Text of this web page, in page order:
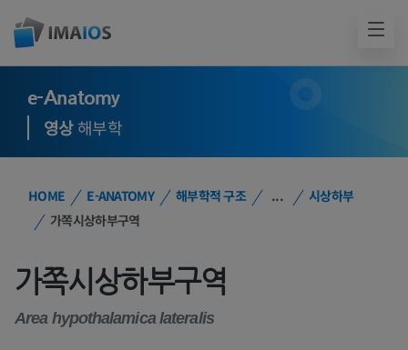
e-Anatomy
영상해부학
HOME E-ANATOMY 해부학적 구조 ...
시상하부
가쪽시상하부구역
가쪽시상하부구역
Area hypothalamica lateralis